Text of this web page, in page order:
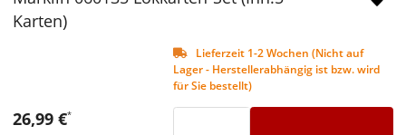
Karten)
Lieferzeit 1-2 Wochen (Nicht auf
Lager - Herstellerabhängig ist bzw. wird
für Sie bestellt)
26,99 €*